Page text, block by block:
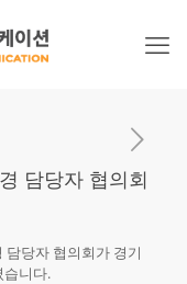
담당자 협의회
당자 협의회가 경기
습니다.